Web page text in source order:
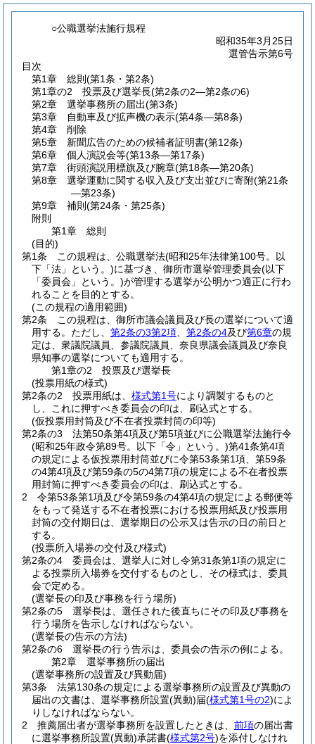
○公職選挙法施行規程
昭和35年3月25日
選管告示第6号
目次
第1章
総則 (第1条・第2条)
第1章の2
投票及び選挙長(第2条の2―第2条の6)
第2章
選挙事務所の届出(第3条)
第3章
自動車及び拡声機の表示(第4条―第8条)
第4章
削除
第5章
新聞広告のための候補者証明書(第12条)
第6章
個人演説会等(第13条―第17条)
第7章
街頭演説用標旗及び腕章(第18条―第20条)
第8章
選挙運動に関する収入及び支出並びに寄附(第21条
―第23条)
第9章
補則 (第24条・第25条)
附則
第1章
総則
(目的)
第1条
この規程は、公職選挙法(昭和25年法律第100号。以
下「法」という。)に基づき、御所市選挙管理委員会(以下
「委員会」という。)が管理する選挙が公明かつ適正に行わ
れることを目的とする。
(この規程の適用範囲)
第2条
この規程は、御所市議会議員及び長の選挙について適
用する。 ただし、 第2条の3第2項 第2条の4及び第6章の規
定は、衆議院議員、参議院議員、奈良県議会議員及び奈良
県知事の選挙についても適用する。
第1章の2
投票及び選挙長
(投票用紙の様式)
第2条の2
投票用紙は、 様式第1号により調製するものと
し、これに押すべき委員会の印は、刷込式とする。
(仮投票用封筒及び不在者投票封筒の印等)
第2条の3
法第50条第4項及び第5項並びに公職選挙法施行令
(昭和25年政令第89号。以下「令」という。)第41条第4項
の規定による仮投票用封筒並びに令第53条第1項、第59条
の4第4項及び第59条の5の4第7項の規定による不在者投票
用封筒に押すべき委員会の印は、刷込式とする。
2
令第53条第1項及び令第59条の4第4項の規定による郵便等
をもって発送する不在者投票における投票用紙及び投票用
封筒の交付期日は、選挙期日の公示又は告示の日の前日と
する。
(投票所入場券の交付及び様式)
第2条の4
委員会は、選挙人に対し令第31条第1項の規定に
よる投票所入場券を交付するものとし、その様式は、委員
会で定める。
(選挙長の印及び事務を行う場所)
第2条の5
選挙長は、選任された後直ちにその印及び事務を
行う場所を告示しなければならない。
(選挙長の告示の方法)
第2条の6
選挙長の行う告示は、委員会の告示の例による。
第2章
選挙事務所の届出
(選挙事務所の設置及び異動届)
第3条
法第130条の規定による選挙事務所の設置及び異動の
届出の文書は、選挙事務所設置(異動)届(様式第1号の2)によ
りしなければならない。
2
推薦届出者が選挙事務所を設置したときは、 前項の届出書
に選挙事務所設置(異動)承諾書(様式第2号)を添付しなけれ